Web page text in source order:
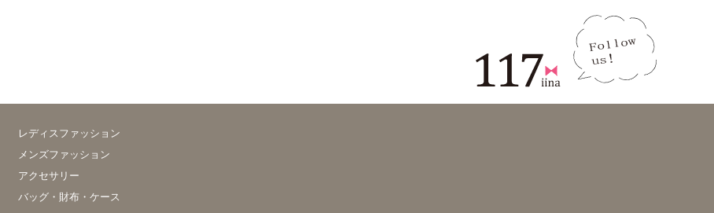
レディスファッション
メンズファッション
アクセサリー
バッグ・財布・ケース